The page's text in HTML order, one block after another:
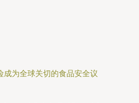
为全球关切的食品安全议